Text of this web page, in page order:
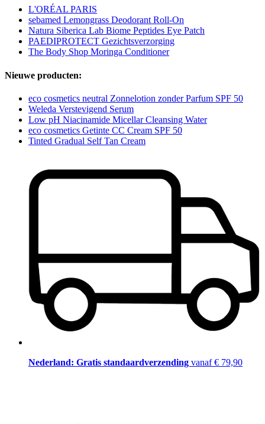
L'ORÉAL PARIS
sebamed Lemongrass Deodorant Roll-On
Natura Siberica Lab Biome Peptides Eye Patch
PAEDIPROTECT Gezichtsverzorging
The Body Shop Moringa Conditioner
Nieuwe producten:
eco cosmetics neutral Zonnelotion zonder Parfum SPF 50
Weleda Verstevigend Serum
Low pH Niacinamide Micellar Cleansing Water
eco cosmetics Getinte CC Cream SPF 50
Tinted Gradual Self Tan Cream
Nederland: Gratis standaardverzending vanaf € 79,90